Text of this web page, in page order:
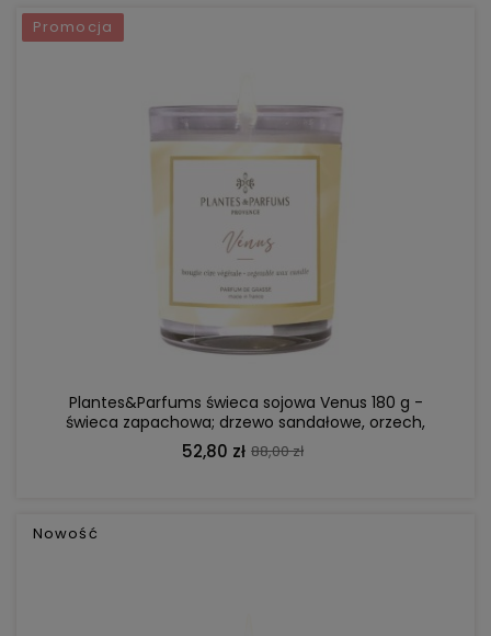
Plantes&Parfums świeca sojowa Venus 180 g -
świeca zapachowa; drzewo sandałowe, orzech,
wanilia
52,80 zł 88,00 zł
DO KOSZYKA
Promocja
Nowość